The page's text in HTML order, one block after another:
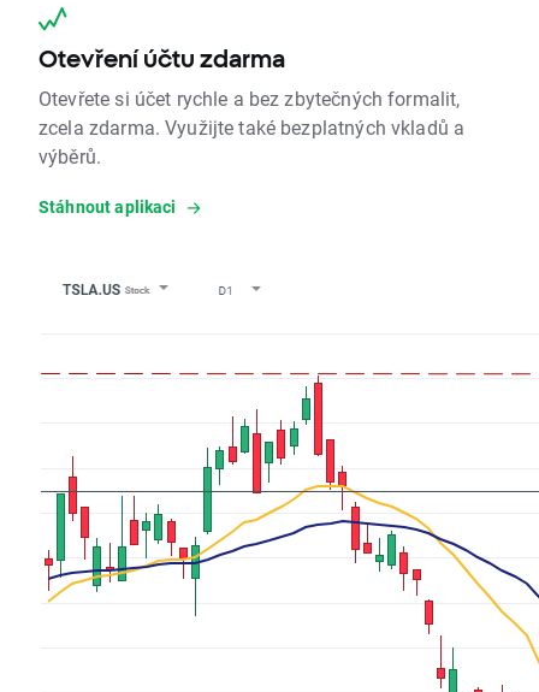
Otevření účtu zdarma
Otevřete si účet rychle a bez zbytečných formalit,
zcela zdarma. Využijte také bezplatných vkladů a
výběrů.
Stáhnout aplikaci